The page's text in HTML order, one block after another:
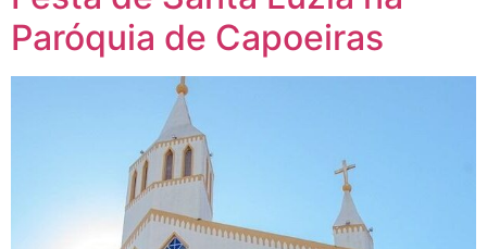
Paróquia de Capoeiras